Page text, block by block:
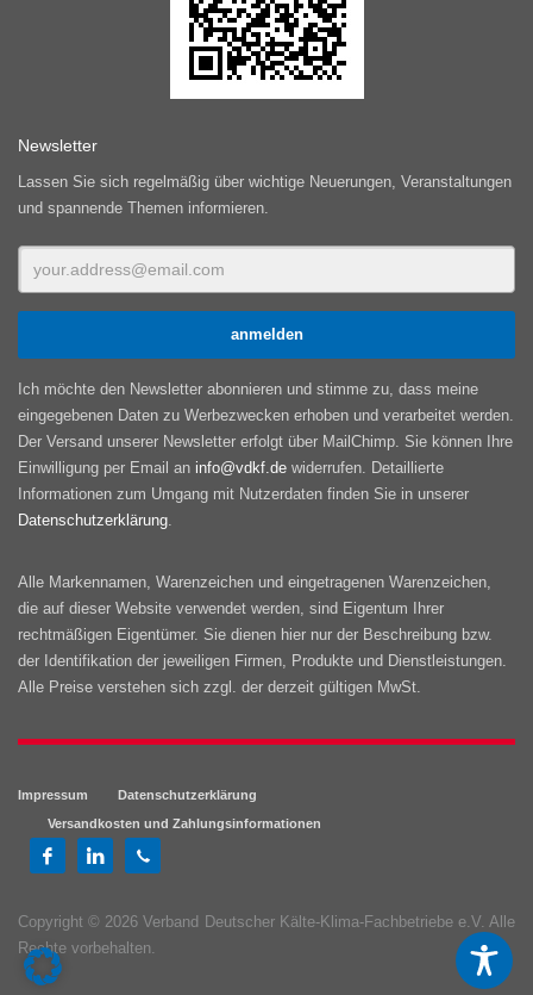
Newsletter
Lassen Sie sich regelmäßig über wichtige Neuerungen, Veranstaltungen
und spannende Themen informieren.
Ich möchte den Newsletter abonnieren und stimme zu, dass meine
eingegebenen Daten zu Werbezwecken erhoben und verarbeitet werden.
Der Versand unserer Newsletter erfolgt über MailChimp. Sie können Ihre
Einwilligung per Email an info@vdkf.de widerrufen. Detaillierte
Informationen zum Umgang mit Nutzerdaten finden Sie in unserer
Datenschutzerklärung
Alle Markennamen, Warenzeichen und eingetragenen Warenzeichen,
die auf dieser Website verwendet werden, sind Eigentum Ihrer
rechtmäßigen Eigentümer. Sie dienen hier nur der Beschreibung bzw.
der Identifikation der jeweiligen Firmen, Produkte und Dienstleistungen.
Alle Preise verstehen sich zzgl. der derzeit gültigen MwSt.
Impressum
Datenschutzerklärung
Versandkosten und Zahlungsinformationen
Copyright © 2026 Verband Deutscher Kälte-Klima-Fachbetriebe e.V. Alle
Rechte vorbehalten.